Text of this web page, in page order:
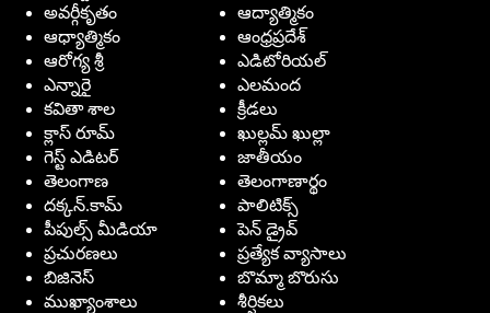
అవర్గీకృతం
ఆద్యాత్మికం
ఆధ్యాత్మికం
ఆంధ్రప్రదేశ్
ఆరోగ్య శ్రీ
ఎడిటోరియల్
ఎన్నారై
ఎలమంద
కవితా శాల
క్రీడలు
క్లాస్ రూమ్
ఖుల్లమ్ ఖుల్లా
గెస్ట్ ఎడిటర్
జాతీయం
తెలంగాణ
తెలంగాణార్థం
దక్కన్.కామ్
పాలిటిక్స్
పీపుల్స్ ‌మీడియా
పెన్ డ్రైవ్
ప్రచురణలు
ప్రత్యేక వ్యాసాలు
బిజినెస్
బొమ్మా బొరుసు
ముఖ్యాంశాలు
శీర్షికలు